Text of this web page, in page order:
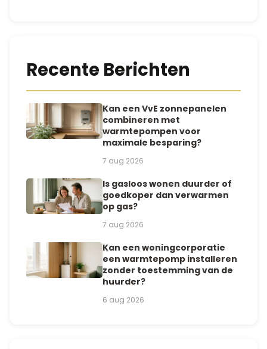
Recente Berichten
Kan een VvE zonnepanelen
combineren met
warmtepompen voor
maximale besparing?
7 aug 2026
Is gasloos wonen duurder of
goedkoper dan verwarmen
op gas?
7 aug 2026
Kan een woningcorporatie
een warmtepomp installeren
zonder toestemming van de
huurder?
6 aug 2026